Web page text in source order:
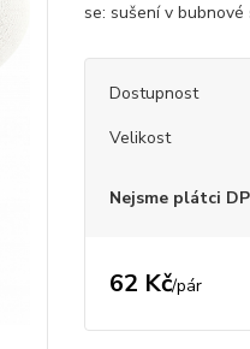
se: sušení v bubnové
Dostupnost
Velikost
Nejsme plátci
62 Kč/pár